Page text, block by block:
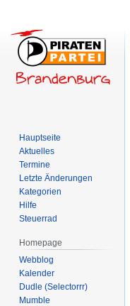
Hauptseite
Aktuelles
Termine
Letzte Änderungen
Kategorien
Hilfe
Steuerrad
Homepage
Webblog
Kalender
Dudle (Selectorrr)
Mumble